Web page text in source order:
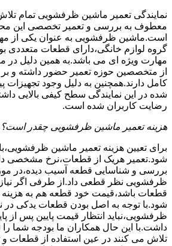
نمایندگی تعمیر ماشین ظرفشویی تمام
معطوف به بررسی و تعمیر تخصصی این
است.ماشین ظرفشویی به عنوان یکی از
گروه لوازم خانگی،دارای قطعات متعددی
مهارت ویژه ای می باشد.به همین دلیل
از متخصصین حوزه تعمیر حضور داشته و بر
کامل دارند.همچنین به دلیل وجود تجهیزات
شده در این نمایندگی سطح کیفی بالایی
رضایت کاربران شده است.
هزینه تعمیر ماشین ظرفشویی چقدر است؟
برای تعیین هزینه تعمیر ماشین
شود.تعمیر هریک از قطعات،نرخ مشخصی
بررسی و شناسایی قطعه آسیب دیده،در
ظرفشویی نظر قطعی داد.از طرفی اگر
قطعات باشد،قیمت خود قطعه هم به هزینه
شود.با توجه به اصل بودن قطعات یدکی در
ظرفشویی،نباید انتظار قیمت پایین پس از
داشت.با این حال همکاران ما بودجه شما را
تلاش می کنند در عین استفاده از قطعات